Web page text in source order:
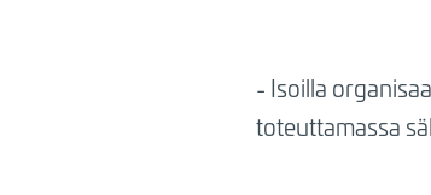
- Isoilla
toteuttamassa